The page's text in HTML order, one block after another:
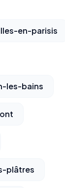
en-parisis
les-bains
plâtres